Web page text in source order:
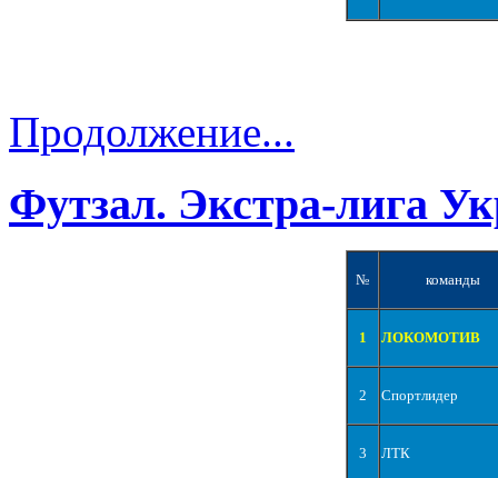
Продолжение...
Футзал. Экстра-лига
№ команды
1 ЛОКОМОТИВ
2 Спортлидер
3 ЛТК